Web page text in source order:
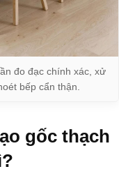
đo đạc chính xác, xử
bếp cẩn thận.
gốc thạch